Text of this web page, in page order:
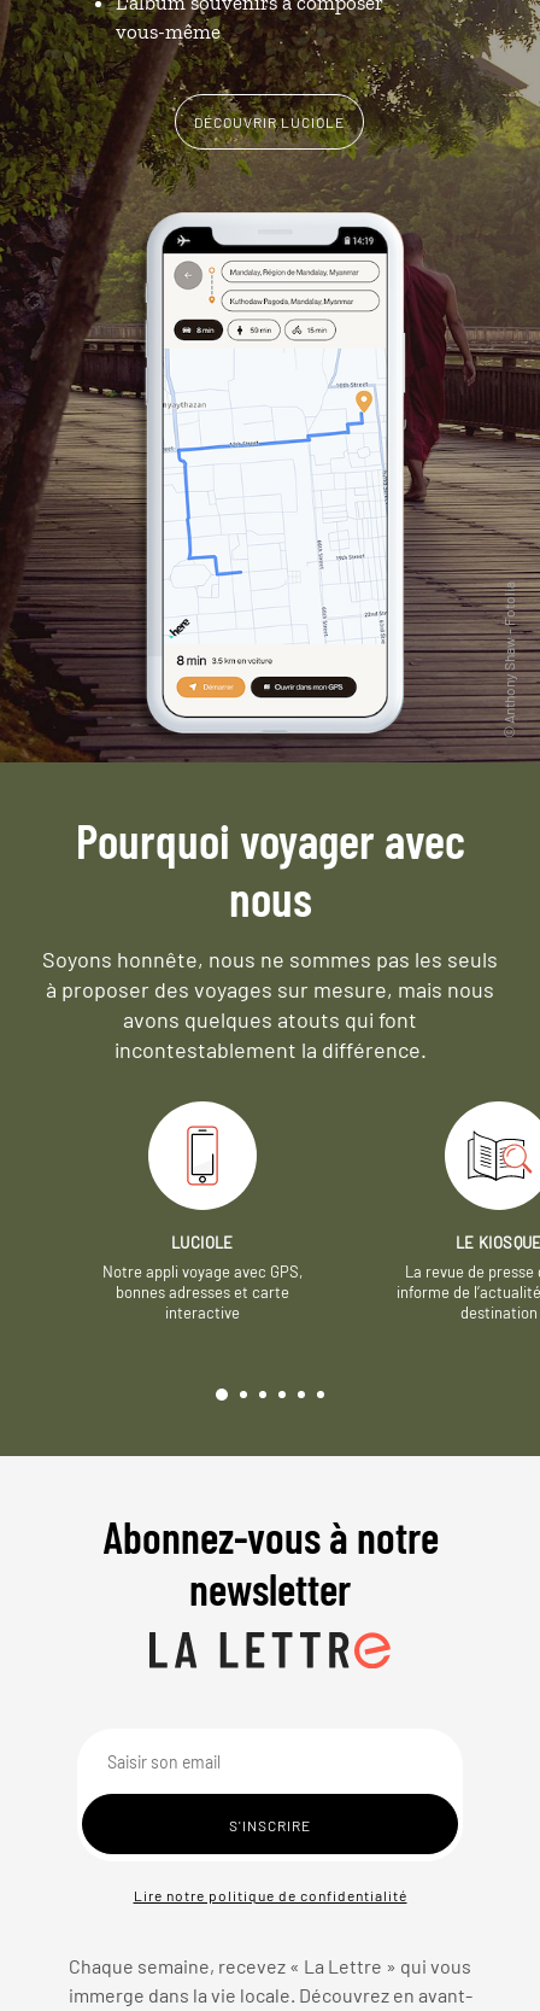
vous-même
DÉCOUVRIR LUCIOLE
Pourquoi voyager avec
nous
Soyons honnête, nous ne sommes pas les seuls
à proposer des voyages sur mesure, mais nous
avons quelques atouts qui font
incontestablement la différence.
LUCIOLE
Notre appli voyage avec GPS,
bonnes adresses et carte
interactive
LE
La revue de presse
informe de
destination
Abonnez-vous à notre
newsletter
Lire notre politique de confidentialité
Chaque semaine, recevez « La Lettre » qui vous
immerge dans la vie locale. Découvrez en avant-